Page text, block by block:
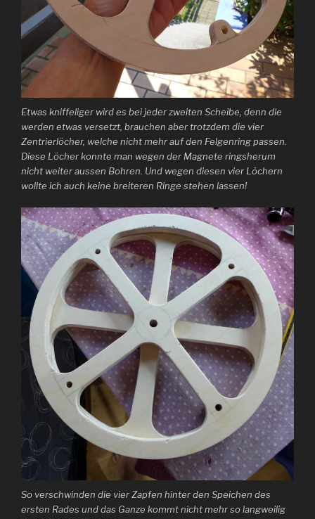
Etwas kniffeliger wird es bei jeder zweiten Scheibe, denn die
werden etwas versetzt, brauchen aber trotzdem die vier
Zentrierlöcher, welche nicht mehr auf den Felgenring passen.
Diese Löcher konnte man wegen der Magnete ringsherum
nicht weiter aussen Bohren. Und wegen diesen vier Löchern
wollte ich auch keine breiteren Ringe stehen lassen!
So verschwinden die vier Zapfen hinter den Speichen des
ersten Rades und das Ganze kommt nicht mehr so langweilig